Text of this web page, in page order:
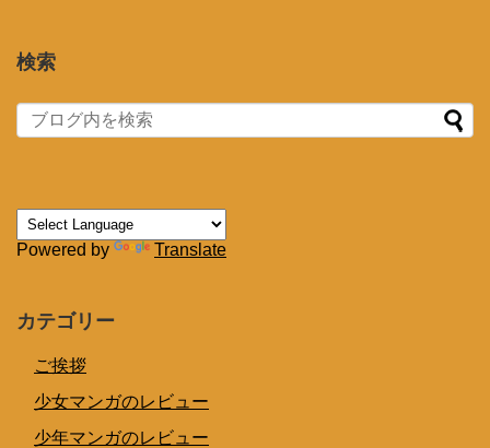
検索
Powered by Translate
カテゴリー
ご挨拶
少女マンガのレビュー
少年マンガのレビュー